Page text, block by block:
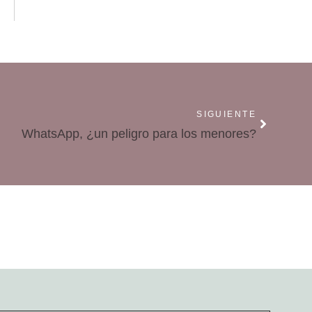
SIGUIENTE
WhatsApp, ¿un peligro para los menores?